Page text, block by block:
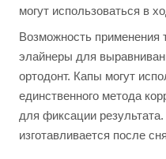
могут использоваться в
Возможность применения
элайнеры для
ортодонт. Капы могут
единственного метода
для фиксации
изготавливается после